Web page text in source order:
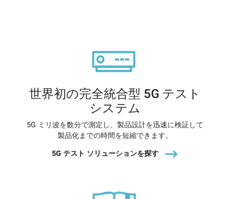
世界初の完全統合型 5G テスト
システム
5G ミリ波を数分で測定し、製品設計を迅速に検証して
製品化までの時間を短縮できます。
5G テスト ソリューションを探す